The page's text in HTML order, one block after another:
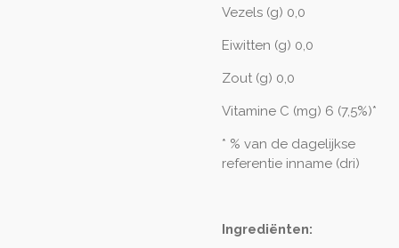
Vezels (g) 0,0
Eiwitten (g) 0,0
Zout (g) 0,0
Vitamine C (mg) 6 (7,5%)*
* % van de dagelijkse
referentie inname (dri)
Ingrediënten: